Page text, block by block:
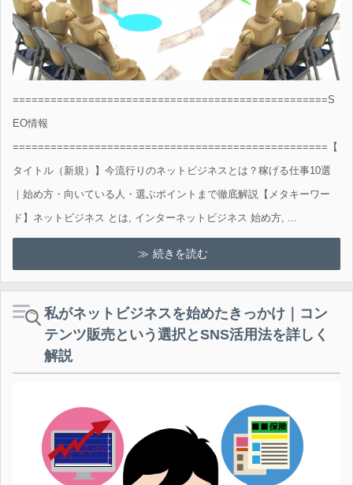
==================================================S
EO情報
==================================================【
タイトル（新規）】今流行りのネットビジネスとは？稼げる仕事10選
｜始め方・向いている人・選ぶポイントまで徹底解説【メタキーワー
ド】ネットビジネス とは, インターネットビジネス 始め方, ...
続きを読む
私がネットビジネスを始めたきっかけ｜コン
テンツ販売という選択とSNS活用法を詳しく
解説